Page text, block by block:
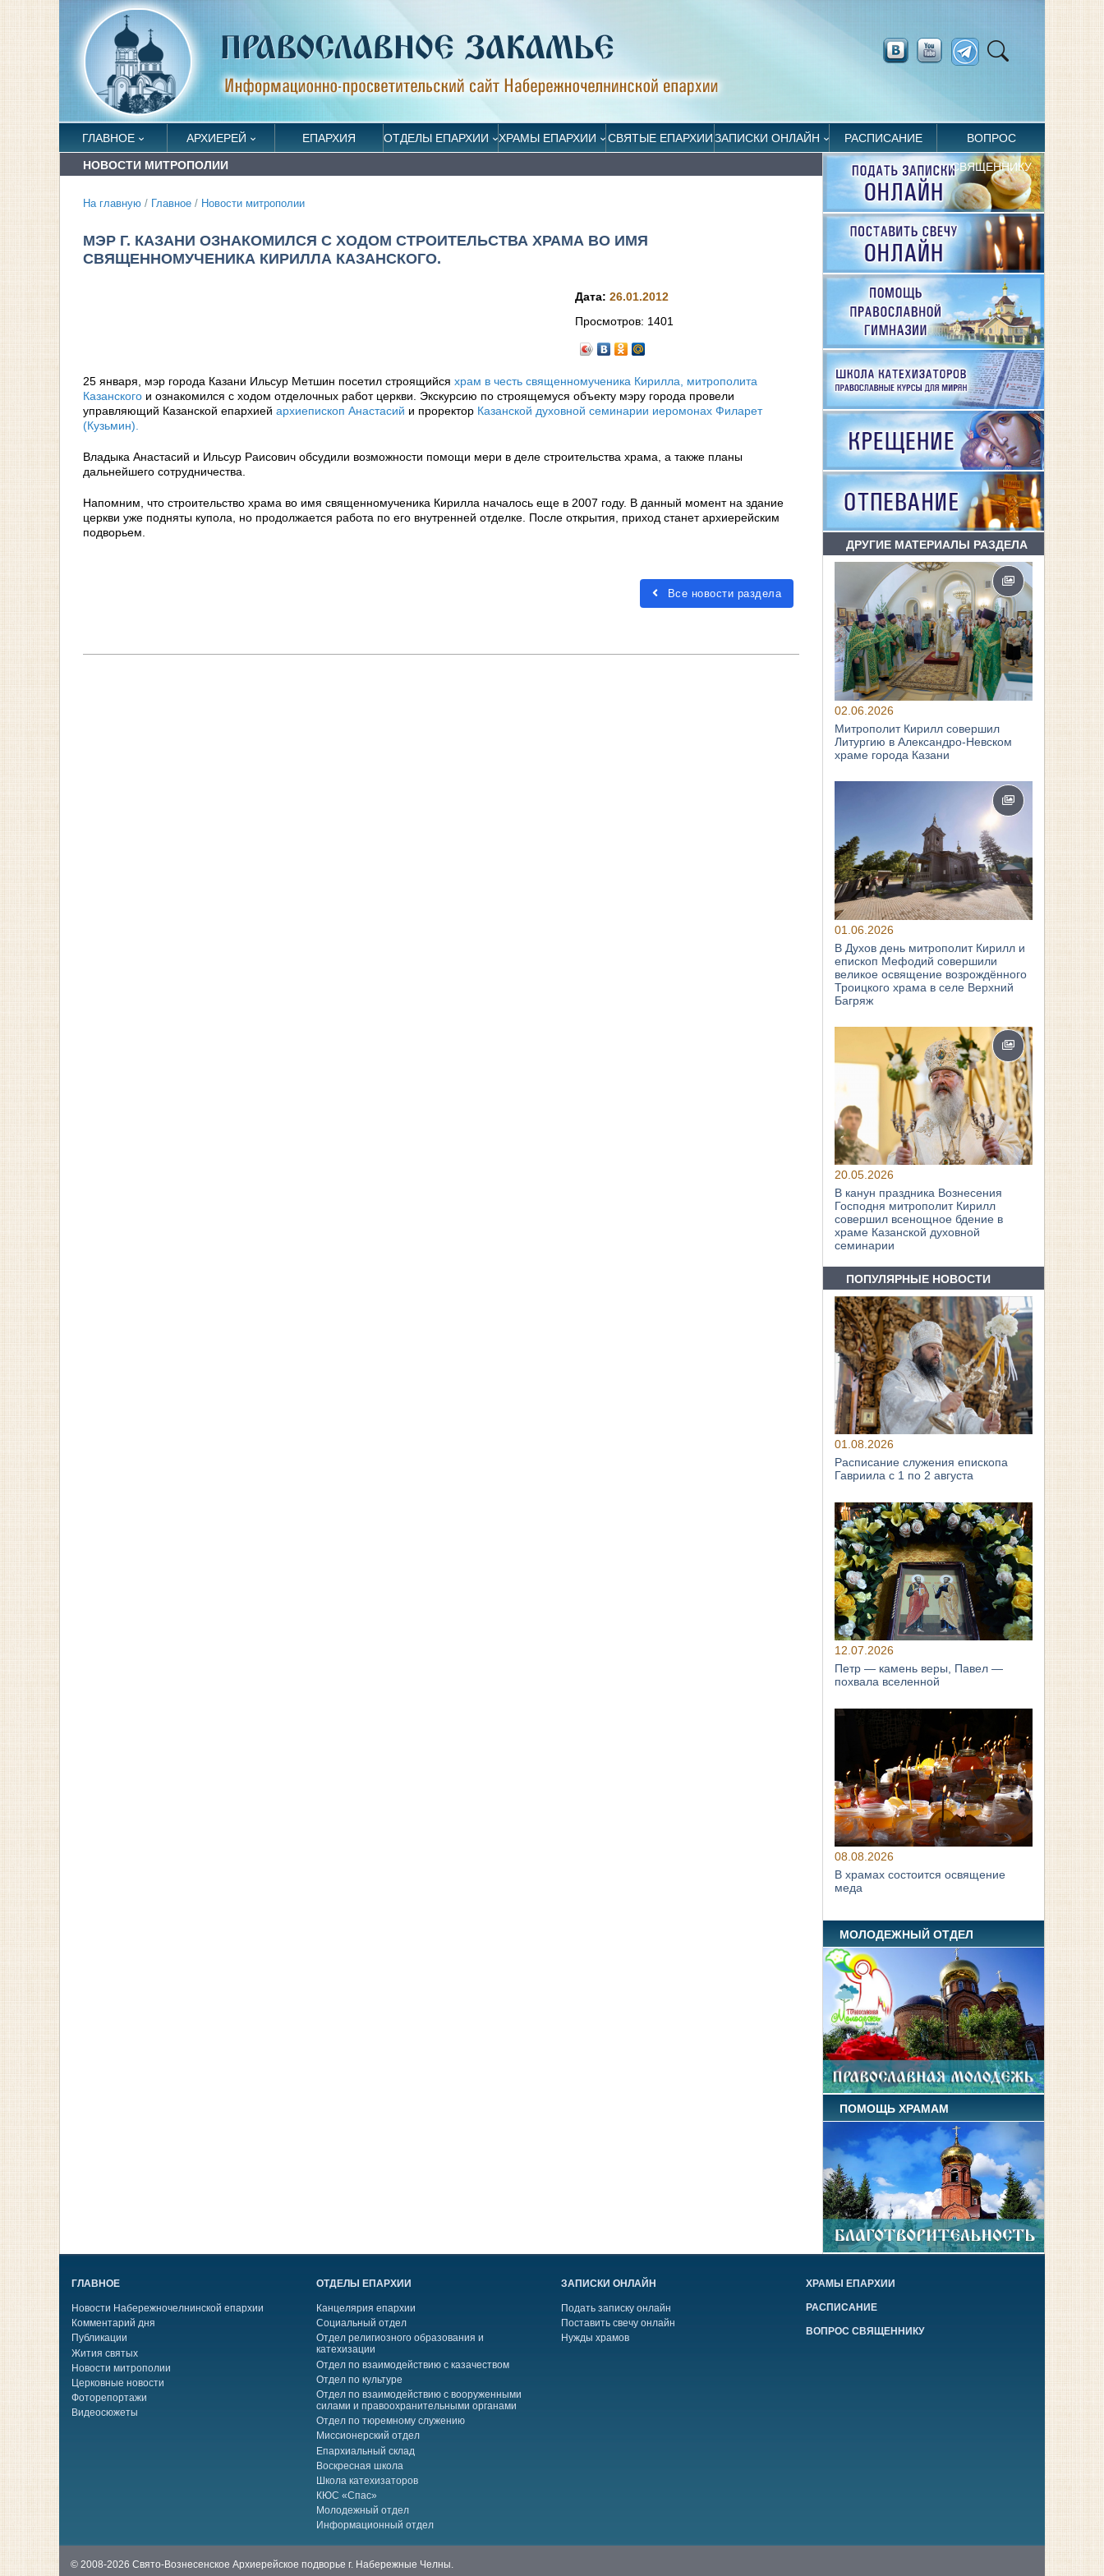
ГЛАВНОЕ АРХИЕРЕЙ ЕПАРХИЯ ОТДЕЛЫ ЕПАРХИИ ХРАМЫ ЕПАРХИИ СВЯТЫЕ ЕПАРХИИЗАПИСКИ ОНЛАЙН РАСПИСАНИЕ ВОПРОС
СВЯЩЕННИКУ
НОВОСТИ МИТРОПОЛИИ
На главную / Главное / Новости митрополии
МЭР Г. КАЗАНИ ОЗНАКОМИЛСЯ С ХОДОМ СТРОИТЕЛЬСТВА ХРАМА ВО ИМЯ
СВЯЩЕННОМУЧЕНИКА КИРИЛЛА КАЗАНСКОГО.
Дата:26.01.2012
Просмотров: 1401
25 января, мэр города Казани Ильсур Метшин посетил строящийся храм в честь священномученика Кирилла, митрополита
Казанского и ознакомился с ходом отделочных работ церкви. Экскурсию по строящемуся объекту мэру города провели
управляющий Казанской епархией архиепископ Анастасий и проректор Казанской духовной семинарии иеромонах Филарет
(Кузьмин).
Владыка Анастасий и Ильсур Раисович обсудили возможности помощи мери в деле строительства храма, а также планы
дальнейшего сотрудничества.
Напомним, что строительство храма во имя священномученика Кирилла началось еще в 2007 году. В данный момент на здание
церкви уже подняты купола, но продолжается работа по его внутренней отделке. После открытия, приход станет архиерейским
подворьем.
Все новости раздела
ДРУГИЕ МАТЕРИАЛЫ РАЗДЕЛА
02.06.2026
Митрополит Кирилл совершил
Литургию в Александро-Невском
храме города Казани
01.06.2026
В Духов день митрополит Кирилл и
епископ Мефодий совершили
великое освящение возрождённого
Троицкого храма в селе Верхний
Багряж
20.05.2026
В канун праздника Вознесения
Господня митрополит Кирилл
совершил всенощное бдение в
храме Казанской духовной
семинарии
ПОПУЛЯРНЫЕ НОВОСТИ
01.08.2026
Расписание служения епископа
Гавриила с 1 по 2 августа
12.07.2026
Петр — камень веры, Павел —
похвала вселенной
08.08.2026
В храмах состоится освящение
меда
МОЛОДЕЖНЫЙ ОТДЕЛ
ПОМОЩЬ ХРАМАМ
ГЛАВНОЕ
Новости Набережночелнинской епархии
Комментарий дня
Публикации
Жития святых
Новости митрополии
Церковные новости
Фоторепортажи
Видеосюжеты
ОТДЕЛЫ ЕПАРХИИ
Канцелярия епархии
Социальный отдел
Отдел религиозного образования и
катехизации
Отдел по взаимодействию с казачеством
Отдел по культуре
Отдел по взаимодействию с вооруженными
силами и правоохранительными органами
Отдел по тюремному служению
Миссионерский отдел
Епархиальный склад
Воскресная школа
Школа катехизаторов
КЮС «Спас»
Молодежный отдел
Информационный отдел
ЗАПИСКИ ОНЛАЙН
Подать записку онлайн
Поставить свечу онлайн
Нужды храмов
ХРАМЫ ЕПАРХИИ
РАСПИСАНИЕ
ВОПРОС СВЯЩЕННИКУ
© 2008-2026 Свято-Вознесенское Архиерейское подворье г. Набережные Челны.